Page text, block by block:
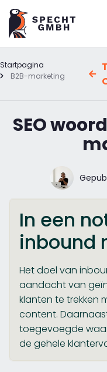
Startpagina
B2B-marketing
SEO
In een
inbound
Het doel van
aandacht van
klanten te trekken
content.
toegevoegde
de gehele